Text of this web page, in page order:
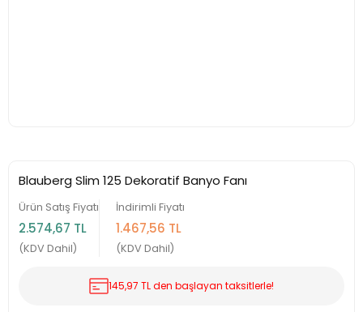
Blauberg Slim 125 Dekoratif Banyo Fanı
İndirimli Fiyatı
1.467,56 TL
(KDV Dahil)
Ürün Satış Fiyatı
2.574,67 TL
(KDV Dahil)
145,97 TL den başlayan taksitlerle!